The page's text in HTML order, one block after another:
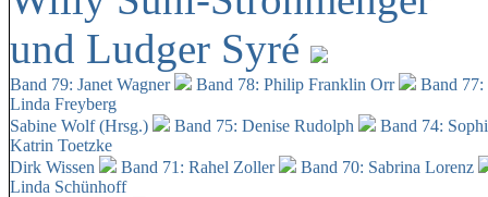
und Ludger Syré
Band 79: Janet Wagner Band 78: Philip Franklin Orr
Band
Linda Freyberg
Sabine Wolf (Hrsg.)
Band 75: Denise Rudolph
Band 74:
Katrin Toetzke
Dirk Wissen
Band 71: Rahel Zoller
Band 70: Sabrina Lorenz
Linda Schünhoff